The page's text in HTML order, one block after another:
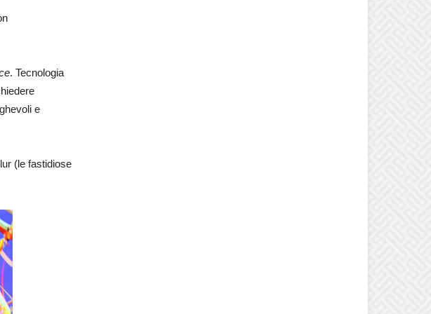
. Tecnologia
e
(le fastidiose